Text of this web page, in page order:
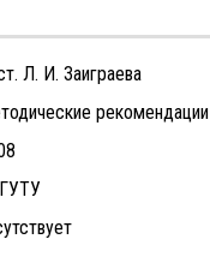
Л. И. Заиграева
рекомендации